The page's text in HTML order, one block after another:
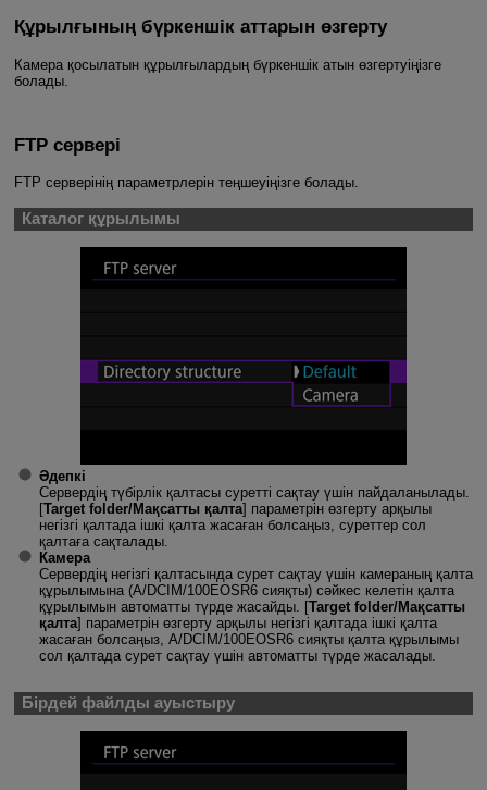
Құрылғының бүркеншік аттарын өзгерту
Камера қосылатын құрылғылардың бүркеншік атын өзгертуіңізге
болады.
FTP сервері
FTP серверінің параметрлерін теңшеуіңізге болады.
Каталог құрылымы
Әдепкі
Сервердің түбірлік қалтасы суретті сақтау үшін пайдаланылады.
[Target folder/Мақсатты қалта] параметрін өзгерту арқылы
негізгі қалтада ішкі қалта жасаған болсаңыз, суреттер сол
қалтаға сақталады.
Камера
Сервердің негізгі қалтасында сурет сақтау үшін камераның қалта
құрылымына (A/DCIM/100EOSR6 сияқты) сәйкес келетін қалта
құрылымын автоматты түрде жасайды. [Target folder/Мақсатты
қалта] параметрін өзгерту арқылы негізгі қалтада ішкі қалта
жасаған болсаңыз, A/DCIM/100EOSR6 сияқты қалта құрылымы
сол қалтада сурет сақтау үшін автоматты түрде жасалады.
Бірдей файлды ауыстыру